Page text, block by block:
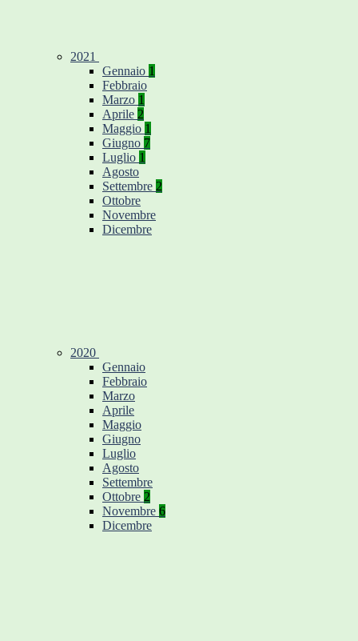
2021
Gennaio 1
Febbraio
Marzo 1
Aprile 2
Maggio 1
Giugno 7
Luglio 1
Agosto
Settembre 2
Ottobre
Novembre
Dicembre
2020
Gennaio
Febbraio
Marzo
Aprile
Maggio
Giugno
Luglio
Agosto
Settembre
Ottobre 2
Novembre 6
Dicembre